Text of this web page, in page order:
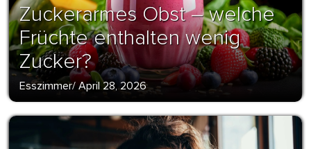
Zuckerarmes Obst – welche
Früchte enthalten wenig
Zucker?
Esszimmer/April 28, 2026